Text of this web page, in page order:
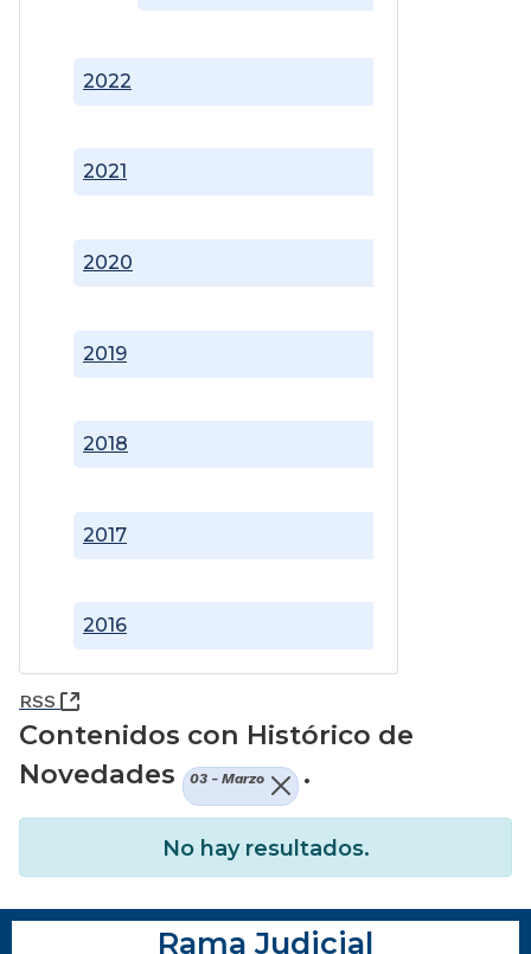
2016
2017
2018
2019
2020
2021
2022
RSS (Abre una nueva ventana)
Contenidos con Histórico de
Novedades
03 - Marzo .
No hay resultados.
Rama Judicial